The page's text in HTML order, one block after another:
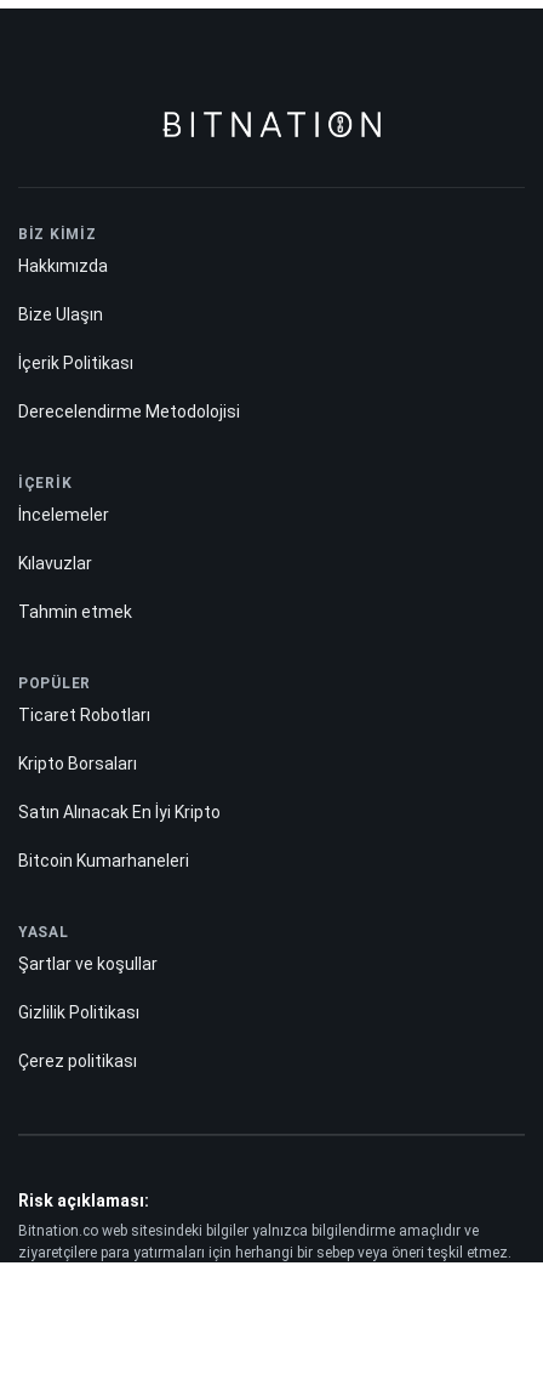
BİZ KİMİZ
Hakkımızda
Bize Ulaşın
İçerik Politikası
Derecelendirme Metodolojisi
İÇERİK
İncelemeler
Kılavuzlar
Tahmin etmek
POPÜLER
Ticaret Robotları
Kripto Borsaları
Satın Alınacak En İyi Kripto
Bitcoin Kumarhaneleri
YASAL
Şartlar ve koşullar
Gizlilik Politikası
Çerez politikası
Risk açıklaması:
Bitnation.co web sitesindeki bilgiler yalnızca bilgilendirme amaçlıdır ve
ziyaretçilere para yatırmaları için herhangi bir sebep veya öneri teşkil etmez.